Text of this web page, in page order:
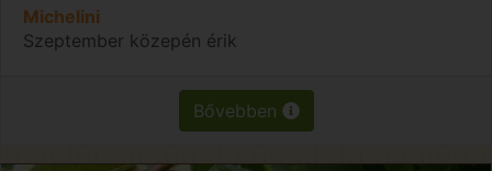
Michelini
Szeptember közepén érik
Bővebben